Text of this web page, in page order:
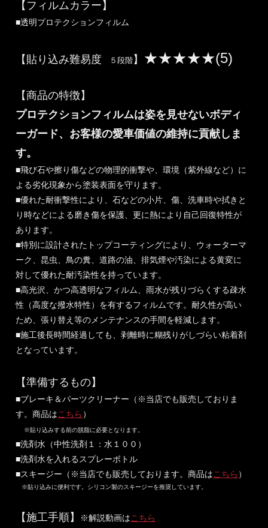
【フィルムカラー】
■透明プロテクションフィルム
【貼り込み難易度 ５段階 】 ★★★★★(5)
【商品の特徴】
プロテクションフィルムは姿を見せないボディ
ーガード、お客様の愛車価値の維持に貢献しま
す。
■飛び石や擦り傷などの物理的衝撃や、環境（紫外線など）に
よる劣化現象から塗装表面を守ります。
■優れた耐衝撃性により、石などの小片、傷、洗車時や拭きと
り時などによる磨き傷を保護、更に熱により自己回復特性が
あります。
■特別に設計されたトップコーティングにより、ウォーターマ
ーク、昆虫、鳥の糞、道路の油、排気煙や汚染による黄変に
対して優れた耐汚染性を持っています。
■高光沢、かつ高透明なフィルム、雨水が残りづらくする疎水
性（高度な撥水特性）を有するフィルムです。耐久性が高い
ため、張り替え等のメンテナンスの手間を軽減します。
■施工後長時間経過しても、剥離時に糊残りがしづらい粘着剤
となっています。
【準備するもの】
■ブレーキ＆パーツクリーナー（※当店でも販売しておりま
す。商品はこちら ）
※貼り込みする前の脱脂に必要となります。
■洗剤水（中性洗剤１：水１００）
■洗剤水を入れるスプレーボトル
■スキージー（※当店でも販売しております。商品はこちら ）
※貼り込みに便利です。シリコン製のスキージーを推奨しています。
【施工手順】 ※解説動画はこちら